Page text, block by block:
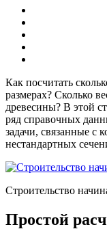
Как посчитать
размерах? Сколько
древесины? В этой
ряд справочных
задачи, связанные с
нестандартных
Строительство
Простой